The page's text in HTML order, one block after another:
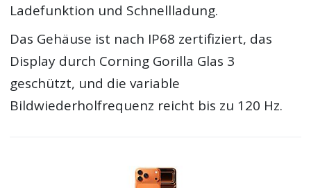
Ladefunktion und Schnellladung.
Das Gehäuse ist nach IP68 zertifiziert, das
Display durch Corning Gorilla Glas 3
geschützt, und die variable
Bildwiederholfrequenz reicht bis zu 120 Hz.